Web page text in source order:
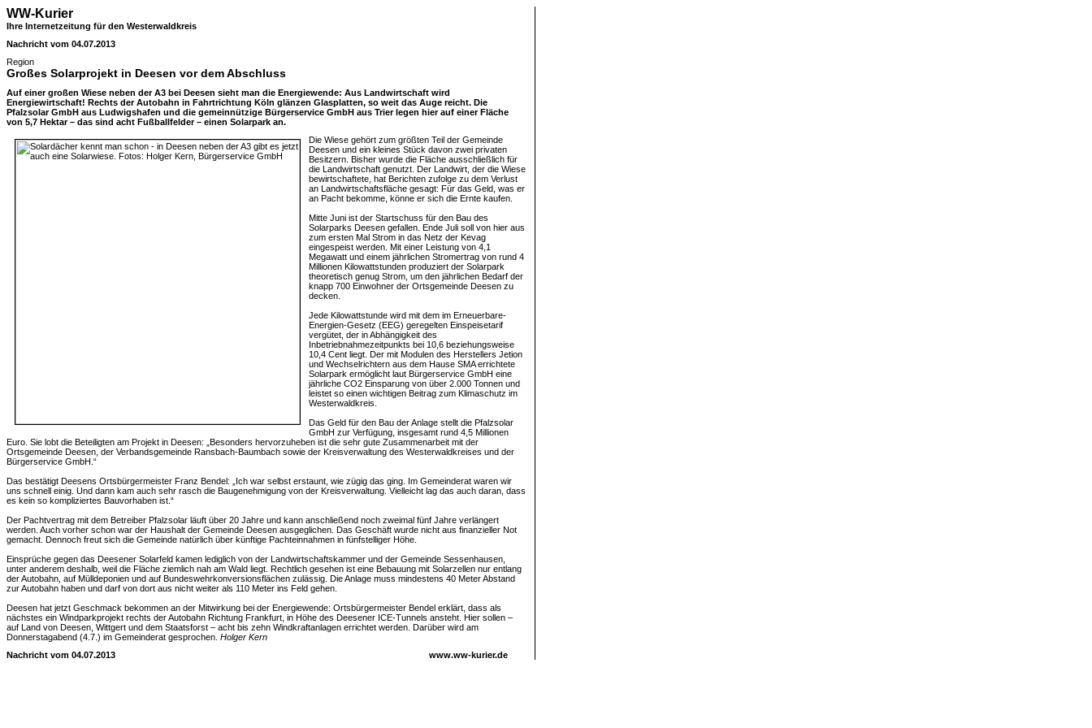
WW-Kurier
Ihre Internetzeitung für den Westerwaldkreis
Nachricht vom 04.07.2013
Region
Großes Solarprojekt in Deesen vor dem Abschluss
Auf einer großen Wiese neben der A3 bei Deesen sieht man die Energiewende: Aus Landwirtschaft wird
Energiewirtschaft! Rechts der Autobahn in Fahrtrichtung Köln glänzen Glasplatten, so weit das Auge reicht. Die
Pfalzsolar GmbH aus Ludwigshafen und die gemeinnützige Bürgerservice GmbH aus Trier legen hier auf einer Fläche
von 5,7 Hektar – das sind acht Fußballfelder – einen Solarpark an.
Die Wiese gehört zum größten Teil der Gemeinde
Deesen und ein kleines Stück davon zwei privaten
Besitzern. Bisher wurde die Fläche ausschließlich für
die Landwirtschaft genutzt. Der Landwirt, der die Wiese
bewirtschaftete, hat Berichten zufolge zu dem Verlust
an Landwirtschaftsfläche gesagt: Für das Geld, was er
an Pacht bekomme, könne er sich die Ernte kaufen.
Mitte Juni ist der Startschuss für den Bau des
Solarparks Deesen gefallen. Ende Juli soll von hier aus
zum ersten Mal Strom in das Netz der Kevag
eingespeist werden. Mit einer Leistung von 4,1
Megawatt und einem jährlichen Stromertrag von rund 4
Millionen Kilowattstunden produziert der Solarpark
theoretisch genug Strom, um den jährlichen Bedarf der
knapp 700 Einwohner der Ortsgemeinde Deesen zu
decken.
Jede Kilowattstunde wird mit dem im Erneuerbare-
Energien-Gesetz (EEG) geregelten Einspeisetarif
vergütet, der in Abhängigkeit des
Inbetriebnahmezeitpunkts bei 10,6 beziehungsweise
10,4 Cent liegt. Der mit Modulen des Herstellers Jetion
und Wechselrichtern aus dem Hause SMA errichtete
Solarpark ermöglicht laut Bürgerservice GmbH eine
jährliche CO2 Einsparung von über 2.000 Tonnen und
leistet so einen wichtigen Beitrag zum Klimaschutz im
Westerwaldkreis.
Das Geld für den Bau der Anlage stellt die Pfalzsolar
GmbH zur Verfügung, insgesamt rund 4,5 Millionen
Euro. Sie lobt die Beteiligten am Projekt in Deesen: „Besonders hervorzuheben ist die sehr gute Zusammenarbeit mit der
Ortsgemeinde Deesen, der Verbandsgemeinde Ransbach-Baumbach sowie der Kreisverwaltung des Westerwaldkreises und der
Bürgerservice GmbH.“
Das bestätigt Deesens Ortsbürgermeister Franz Bendel: „Ich war selbst erstaunt, wie zügig das ging. Im Gemeinderat waren wir
uns schnell einig. Und dann kam auch sehr rasch die Baugenehmigung von der Kreisverwaltung. Vielleicht lag das auch daran, dass
es kein so kompliziertes Bauvorhaben ist.“
Der Pachtvertrag mit dem Betreiber Pfalzsolar läuft über 20 Jahre und kann anschließend noch zweimal fünf Jahre verlängert
werden. Auch vorher schon war der Haushalt der Gemeinde Deesen ausgeglichen. Das Geschäft wurde nicht aus finanzieller Not
gemacht. Dennoch freut sich die Gemeinde natürlich über künftige Pachteinnahmen in fünfstelliger Höhe.
Einsprüche gegen das Deesener Solarfeld kamen lediglich von der Landwirtschaftskammer und der Gemeinde Sessenhausen,
unter anderem deshalb, weil die Fläche ziemlich nah am Wald liegt. Rechtlich gesehen ist eine Bebauung mit Solarzellen nur entlang
der Autobahn, auf Mülldeponien und auf Bundeswehrkonversionsflächen zulässig. Die Anlage muss mindestens 40 Meter Abstand
zur Autobahn haben und darf von dort aus nicht weiter als 110 Meter ins Feld gehen.
Deesen hat jetzt Geschmack bekommen an der Mitwirkung bei der Energiewende: Ortsbürgermeister Bendel erklärt, dass als
nächstes ein Windparkprojekt rechts der Autobahn Richtung Frankfurt, in Höhe des Deesener ICE-Tunnels ansteht. Hier sollen –
auf Land von Deesen, Wittgert und dem Staatsforst – acht bis zehn Windkraftanlagen errichtet werden. Darüber wird am
Donnerstagabend (4.7.) im Gemeinderat gesprochen. Holger Kern
Nachricht vom 04.07.2013
www.ww-kurier.de